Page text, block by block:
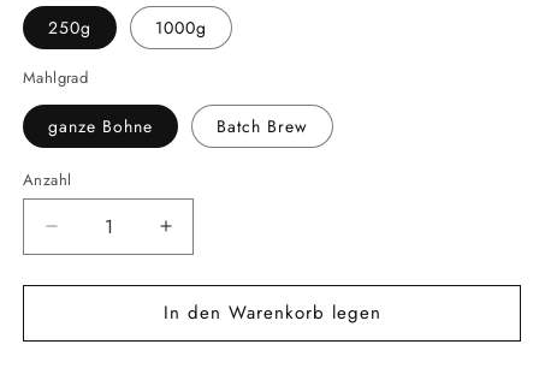
250g 1000g
Mahlgrad
ganze Bohne Batch Brew
Anzahl
Anzahl
Verringere
die
Menge
Roast
Erhöhe
die
Menge
für
Roast
In den Warenkorb legen